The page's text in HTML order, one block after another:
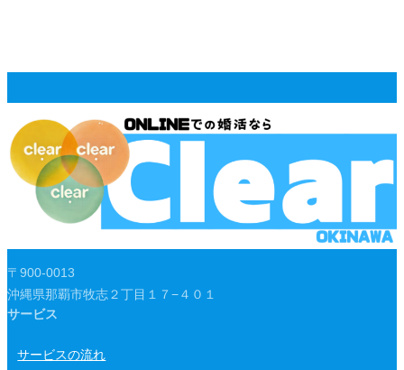
〒900-0013
沖縄県那覇市牧志２丁目１７−４０１
サービス
サービスの流れ